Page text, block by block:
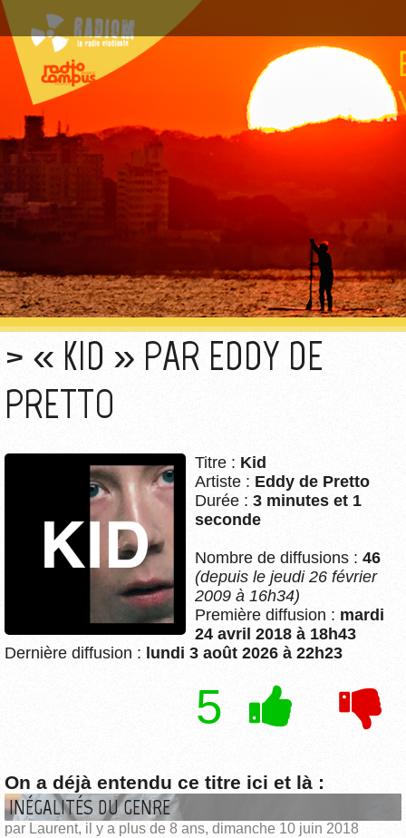
« KID » PAR EDDY DE
PRETTO
Titre : Kid
Artiste : Eddy de Pretto
Durée : 3 minutes et 1
seconde
Nombre de diffusions : 46
(depuis le jeudi 26 février
2009 à 16h34)
Première diffusion : mardi
24 avril 2018 à 18h43
Dernière diffusion : lundi 3 août 2026 à 22h23
5
On a déjà entendu ce titre ici et là :
INÉGALITÉS DU GENRE
par Laurent, il y a plus de 8 ans, dimanche 10 juin 2018